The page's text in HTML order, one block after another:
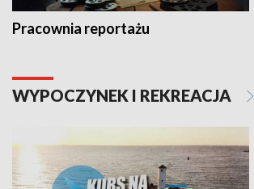
Pracownia reportażu
WYPOCZYNEK I REKREACJA